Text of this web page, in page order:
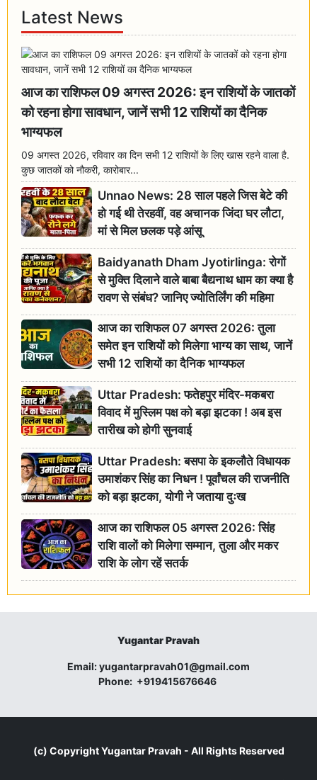
Latest News
आज का राशिफल 09 अगस्त 2026: इन राशियों के जातकों
को रहना होगा सावधान, जानें सभी 12 राशियों का दैनिक
भाग्यफल
09 अगस्त 2026, रविवार का दिन सभी 12 राशियों के लिए खास रहने वाला है.
कुछ जातकों को नौकरी, कारोबार...
Unnao News: 28 साल पहले जिस बेटे की
हो गई थी तेरहवीं, वह अचानक जिंदा घर लौटा,
मां से मिल छलक पड़े आंसू
Baidyanath Dham Jyotirlinga: रोगों
से मुक्ति दिलाने वाले बाबा बैद्यनाथ धाम का क्या है
रावण से संबंध? जानिए ज्योतिर्लिंग की महिमा
आज का राशिफल 07 अगस्त 2026: तुला
समेत इन राशियों को मिलेगा भाग्य का साथ, जानें
सभी 12 राशियों का दैनिक भाग्यफल
Uttar Pradesh: फतेहपुर मंदिर-मकबरा
विवाद में मुस्लिम पक्ष को बड़ा झटका ! अब इस
तारीख को होगी सुनवाई
Uttar Pradesh: बसपा के इकलौते विधायक
उमाशंकर सिंह का निधन ! पूर्वांचल की राजनीति
को बड़ा झटका, योगी ने जताया दुःख
आज का राशिफल 05 अगस्त 2026: सिंह
राशि वालों को मिलेगा सम्मान, तुला और मकर
राशि के लोग रहें सतर्क
Yugantar Pravah
Email:yugantarpravah01@gmail.com
Phone: +919415676646
(c) CopyrightYugantar Pravah - All Rights Reserved